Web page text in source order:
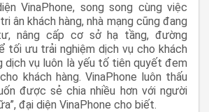
VinaPhone, song song cùng việc
ân khách hàng, nhà mạng cũng đang
nâng cấp cơ sở hạ tầng, đường
tối ưu trải nghiệm dịch vụ cho khách
dịch vụ luôn là yếu tố tiên quyết đem
khách hàng. VinaPhone luôn thấu
được sẻ chia nhiều hơn với người
đại diện VinaPhone cho biết.